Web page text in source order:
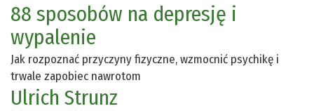
88 sposobów na depresję i
wypalenie
Jak rozpoznać przyczyny fizyczne, wzmocnić psychikę i
trwale zapobiec nawrotom
Ulrich Strunz